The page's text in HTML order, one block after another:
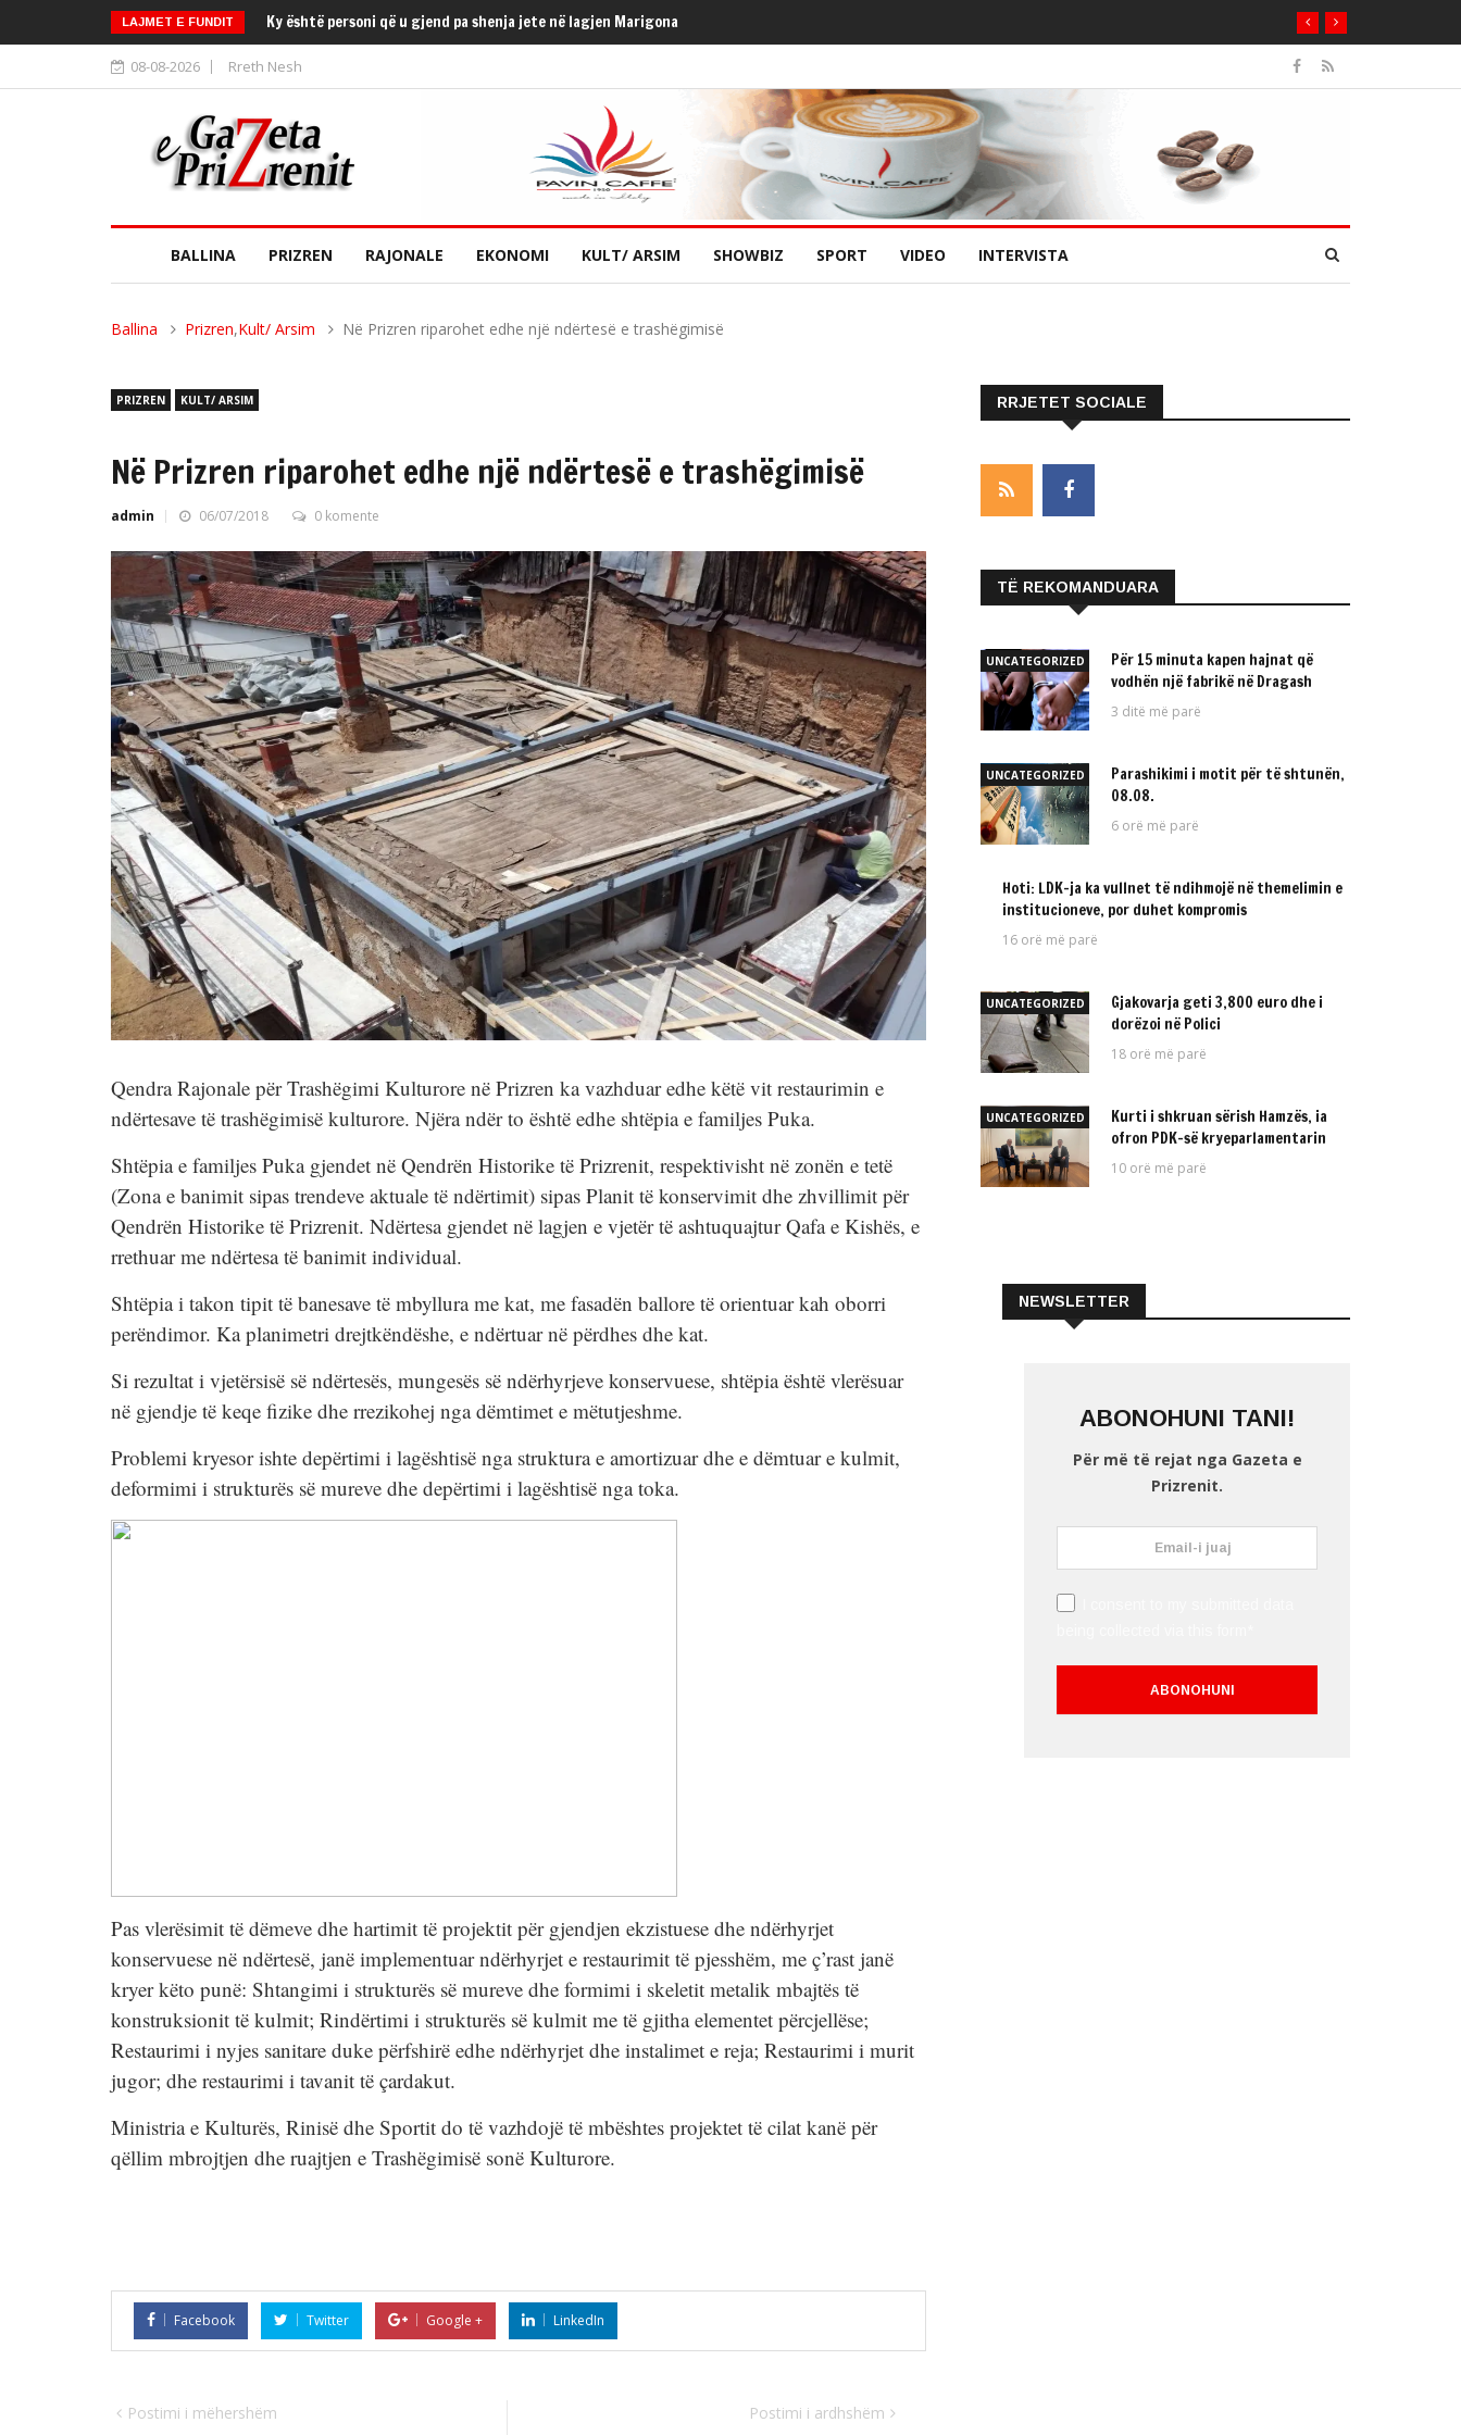
LAJMET E FUNDIT Ky është personi që u gjend pa shenja jete në lagjen Marigona
08-08-2026 Rreth Nesh
BALLINA PRIZREN RAJONALE EKONOMI KULT/ ARSIM SHOWBIZ SPORT VIDEO INTERVISTA
Ballina Prizren,Kult/ Arsim Në Prizren riparohet edhe një ndërtesë e trashëgimisë
PRIZREN KULT/ ARSIM
Në Prizren riparohet edhe një ndërtesë e trashëgimisë
admin 06/07/2018 0 komente
​​​​​Qendra Rajonale për Trashëgimi Kulturore në Prizren ka vazhduar edhe këtë vit restaurimin e
ndërtesave të trashëgimisë kulturore. Njëra ndër to është edhe shtëpia e familjes Puka.
Shtëpia e familjes Puka gjendet në Qendrën Historike të Prizrenit, respektivisht në zonën e tetë
(Zona e banimit sipas trendeve aktuale të ndërtimit) sipas Planit të konservimit dhe zhvillimit për
Qendrën Historike të Prizrenit. Ndërtesa gjendet në lagjen e vjetër të ashtuquajtur Qafa e Kishës, e
rrethuar me ndërtesa të banimit individual.
Shtëpia i takon tipit të banesave të mbyllura me kat, me fasadën ballore të orientuar kah oborri
perëndimor. Ka planimetri drejtkëndëshe, e ndërtuar në përdhes dhe kat.
Si rezultat i vjetërsisë së ndërtesës, mungesës së ndërhyrjeve konservuese, shtëpia është vlerësuar
në gjendje të keqe fizike dhe rrezikohej nga dëmtimet e mëtutjeshme.
Problemi kryesor ishte depërtimi i lagështisë nga struktura e amortizuar dhe e dëmtuar e kulmit,
deformimi i strukturës së mureve dhe depërtimi i lagështisë nga toka.
Pas vlerësimit të dëmeve dhe hartimit të projektit për gjendjen ekzistuese dhe ndërhyrjet
konservuese në ndërtesë, janë implementuar ndërhyrjet e restaurimit të pjesshëm, me ç’rast janë
kryer këto punë: Shtangimi i strukturës së mureve dhe formimi i skeletit metalik mbajtës të
konstruksionit të kulmit; Rindërtimi i strukturës së kulmit me të gjitha elementet përcjellëse;
Restaurimi i nyjes sanitare duke përfshirë edhe ndërhyrjet dhe instalimet e reja; Restaurimi i murit
jugor; dhe restaurimi i tavanit të çardakut.
Ministria e Kulturës, Rinisë dhe Sportit do të vazhdojë të mbështes projektet të cilat kanë për
qëllim mbrojtjen dhe ruajtjen e Trashëgimisë sonë Kulturore.
Facebook Twitter Google + LinkedIn
Postimi i mëhershëm Postimi i ardhshëm
RRJETET SOCIALE
TË REKOMANDUARA
UNCATEGORIZED
Për 15 minuta kapen hajnat që
vodhën një fabrikë në Dragash
3 ditë më parë
UNCATEGORIZED
Parashikimi i motit për të shtunën,
08.08.
6 orë më parë
UNCATEGORIZED
Hoti: LDK-ja ka vullnet të ndihmojë në themelimin e
institucioneve, por duhet kompromis
16 orë më parë
UNCATEGORIZED
Gjakovarja geti 3,800 euro dhe i
dorëzoi në Polici
18 orë më parë
UNCATEGORIZED
Kurti i shkruan sërish Hamzës, ia
ofron PDK-së kryeparlamentarin
10 orë më parë
NEWSLETTER
ABONOHUNI TANI!
Për më të rejat nga Gazeta e
Prizrenit.